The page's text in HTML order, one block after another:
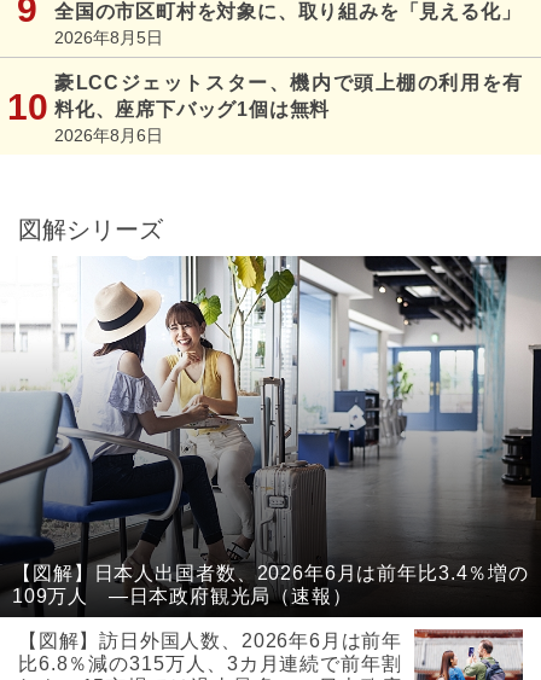
全国の市区町村を対象に、取り組みを「見える化」
2026年8月5日
豪LCCジェットスター、機内で頭上棚の利用を有
料化、座席下バッグ1個は無料
2026年8月6日
図解シリーズ
【図解】日本人出国者数、2026年6月は前年比3.4％増の
109万人 ―日本政府観光局（速報）
【図解】訪日外国人数、2026年6月は前年
比6.8％減の315万人、3カ月連続で前年割